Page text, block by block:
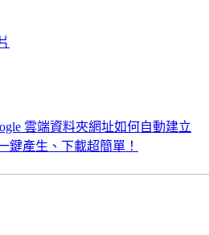
雲端資料夾網址如何自動建立
鍵產生、下載超簡單！